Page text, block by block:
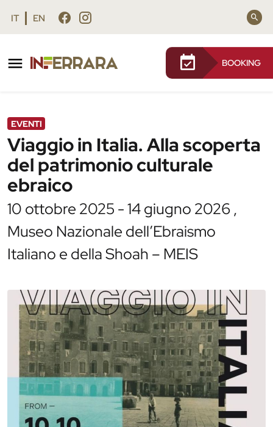
Vai al contenuto principale
Vai al footer
IT EN
BOOKING
Viaggio in Italia. Alla scoperta del
EVENTI
Viaggio in Italia. Alla scoperta
del patrimonio culturale
ebraico
10 ottobre 2025 - 14 giugno 2026 ,
Museo Nazionale dell’Ebraismo
Italiano e della Shoah – MEIS